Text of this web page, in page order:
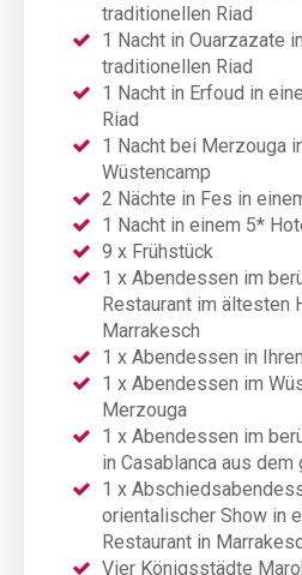
traditionellen Riad
1 Nacht in Ouarzazate
traditionellen Riad
1 Nacht in Erfoud in
Riad
1 Nacht bei Merzouga
Wüstencamp
2 Nächte in Fes in
1 Nacht in einem 5*
9 x Frühstück
1 x Abendessen im
Restaurant im ältesten
Marrakesch
1 x Abendessen in
1 x Abendessen im
Merzouga
1 x Abendessen im
in Casablanca aus
1 x
orientalischer Show in
Restaurant in
Vier Königsstädte